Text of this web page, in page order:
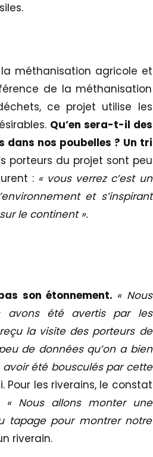
méthanisation agricole et
de la méthanisation
ce projet utilise les
Qu’en sera-t-il des
nos poubelles ? Un tri
porteurs du projet sont peu
: « vous verrez c’est un
et s’inspirant
le continent ».
son étonnement. « Nous
avons été avertis par les
la visite des porteurs de
de données qu’on a bien
été bousculés par cette
Pour les riverains, le constat
« Nous allons monter une
tapage pour montrer notre
riverain.